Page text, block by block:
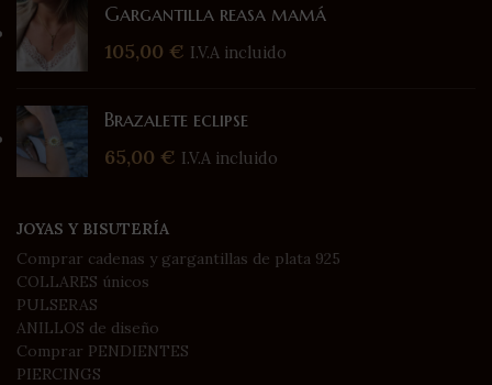
Gargantilla reasa mamá
105,00 € I.V.A incluido
Brazalete eclipse
65,00 € I.V.A incluido
JOYAS Y BISUTERÍA
Comprar cadenas y gargantillas de plata 925
COLLARES únicos
PULSERAS
ANILLOS de diseño
Comprar PENDIENTES
PIERCINGS